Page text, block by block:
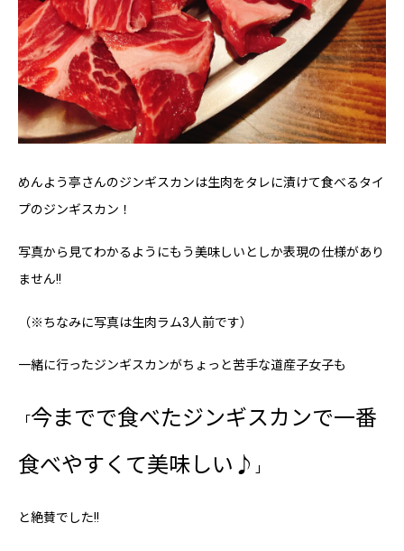
めんよう亭さんのジンギスカンは生肉をタレに漬けて食べるタイ
プのジンギスカン！
写真から見てわかるようにもう美味しいとしか表現の仕様があり
ません!!
（※ちなみに写真は生肉ラム3人前です）
一緒に行ったジンギスカンがちょっと苦手な道産子女子も
「 今までで食べたジンギスカンで一番
食べやすくて美味しい♪
」
と絶賛でした!!